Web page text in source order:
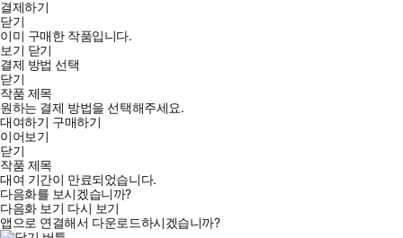
결제하기
닫기
이미 구매한 작품입니다.
보기 닫기
결제 방법 선택
닫기
작품 제목
원하는 결제 방법을 선택해주세요.
대여하기 구매하기
이어보기
닫기
작품 제목
대여 기간이 만료되었습니다.
다음화를 보시겠습니까?
다음화 보기 다시 보기
앱으로 연결해서 다운로드하시겠습니까?